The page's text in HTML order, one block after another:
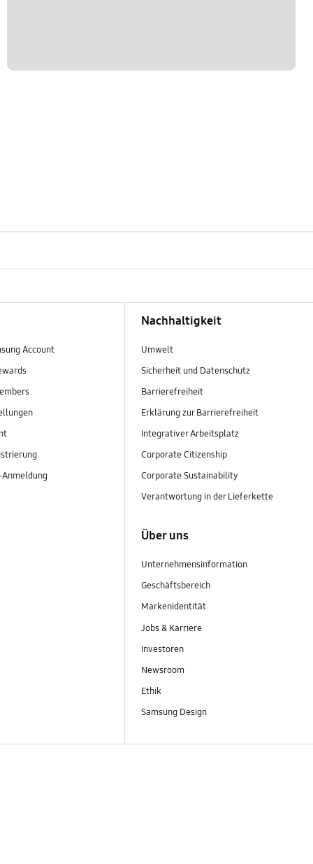
Account
Nachhaltigkeit
Umwelt
Sicherheit und Datenschutz
Barrierefreiheit
Erklärung zur Barrierefreiheit
Integrativer Arbeitsplatz
Corporate Citizenship
Corporate Sustainability
Verantwortung in der Lieferkette
Über uns
Unternehmensinformation
Geschäftsbereich
Markenidentität
Jobs & Karriere
Investoren
Newsroom
Ethik
Samsung Design